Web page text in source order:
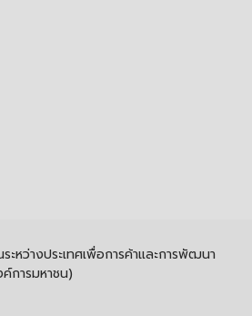
หว่างประเทศเพื่อการค้าและการพัฒนา
การมหาชน)